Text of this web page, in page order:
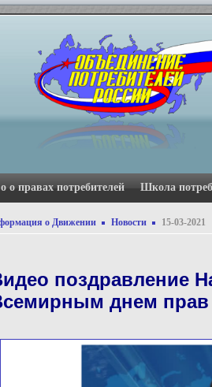
о правах потребителей Школа
о Движении Новости 15-03-2021
поздравление
днем прав